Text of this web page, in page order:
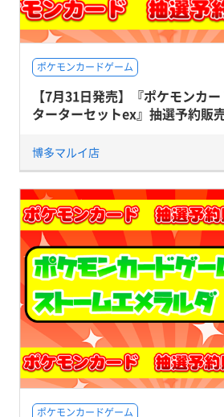
ポケモンカードゲーム
【7月31日発売】『ポケモンカ
ターターセットex』抽選予約販
博多マルイ店
ポケモンカードゲーム